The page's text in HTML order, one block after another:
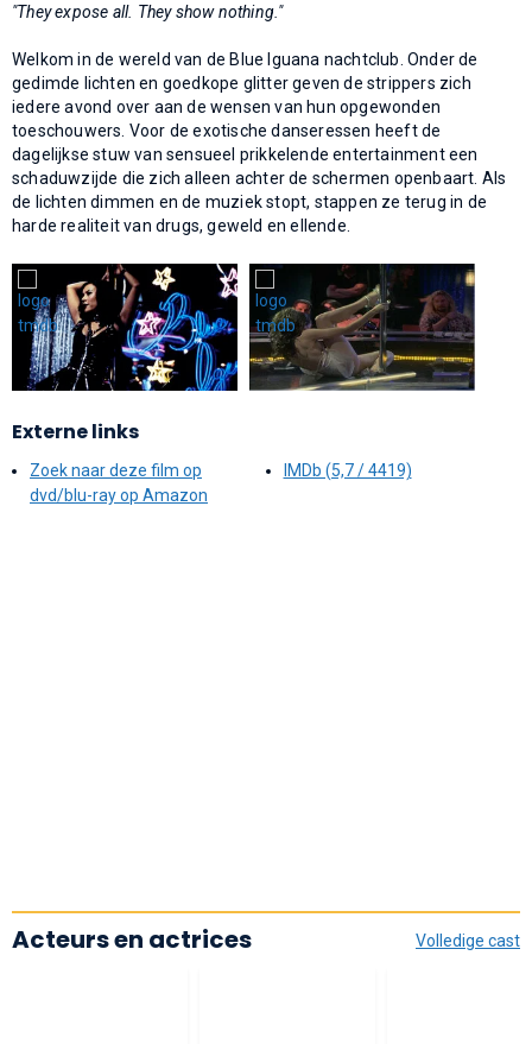
"They expose all. They show nothing."
Welkom in de wereld van de Blue Iguana nachtclub. Onder de
gedimde lichten en goedkope glitter geven de strippers zich
iedere avond over aan de wensen van hun opgewonden
toeschouwers. Voor de exotische danseressen heeft de
dagelijkse stuw van sensueel prikkelende entertainment een
schaduwzijde die zich alleen achter de schermen openbaart. Als
de lichten dimmen en de muziek stopt, stappen ze terug in de
harde realiteit van drugs, geweld en ellende.
Externe links
Zoek naar deze film op
dvd/blu-ray op Amazon
IMDb (5,7 / 4419)
Volledige cast
Acteurs en actrices